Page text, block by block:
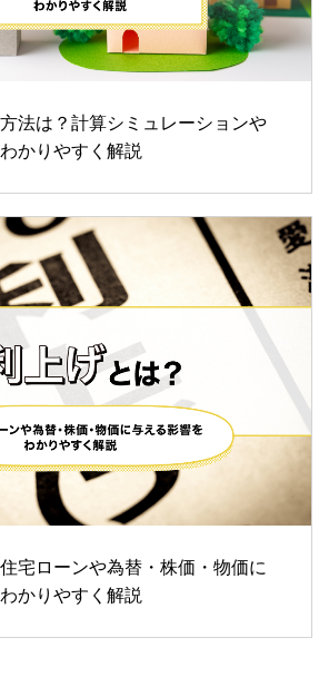
法は？計算シミュレーションや
かりやすく解説
宅ローンや為替・株価・物価に
かりやすく解説